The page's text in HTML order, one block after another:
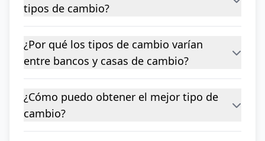
tipos de cambio?
¿Por qué los tipos de cambio varían
entre bancos y casas de cambio?
¿Cómo puedo obtener el mejor tipo de
cambio?